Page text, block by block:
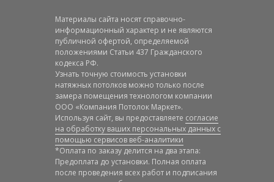
Материалы сайта носят справочно-
информационный характер и не являются
публичной офертой, определяемой
положениями Статьи 437 Гражданского
кодекса РФ.
Узнать точную стоимость установки
натяжных потолков можно только после
замера помещения технологом компании
ООО «Компания Потолок Маркет».
Используя сайт, вы предоставляете согласие
на обработку ваших персональных данных с
помощью сервисов веб-аналитики
*Оплата по заказу делится на два этапа:
Предоплата до установки. Полная оплата
после проведения всех работ и подписания